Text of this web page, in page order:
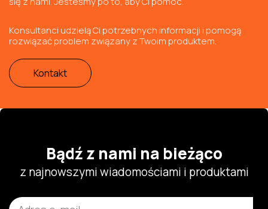
Konsultanci udzielą Ci potrzebnych informacji i pomogą
rozwiązać problem związany z Twoim produktem.
Kontakt
Bądź z nami na bieżąco
z najnowszymi wiadomościami i produktami